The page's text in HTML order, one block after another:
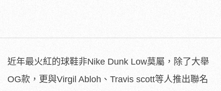
近年最火紅的球鞋非Nike Dunk Low莫屬，除了大舉
OG款，更與Virgil Abloh、Travis scott等人推出聯名